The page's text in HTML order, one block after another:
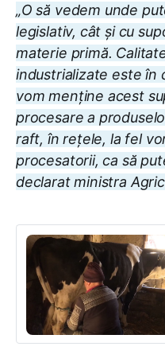
„O să vedem unde
legislativ, cât și cu
materie primă.
industrializate este în
vom menține acest
procesare a
raft, în rețele, la fel
procesatorii, ca să
declarat ministra